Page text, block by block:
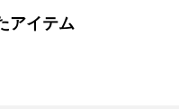
アイテム